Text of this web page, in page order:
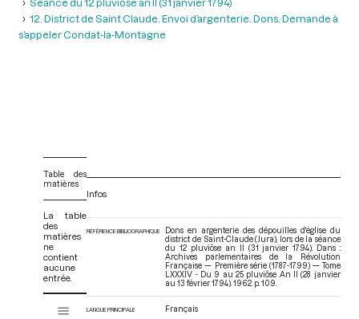
12. District de Saint Claude. Envoi d’argenterie. Dons. Demande à
s’appeler Condat-la-Montagne
Table des
matières
La table
des
matières
ne
contient
aucune
entrée.
Tome LXXXIV - Du 9 au 25 pluviôse An II (28 janvier au 13 février 1794)
Infos
RÉFÉRENCE BIBLIOGRAPHIQUE
Dons en argenterie des dépouilles d'église du
district de Saint-Claude (Jura), lors de la séance
du 12 pluviôse an II (31 janvier 1794). Dans :
Archives parlementaires de la Révolution
Française — Première série (1787-1799) — Tome
LXXXIV - Du 9 au 25 pluviôse An II (28 janvier
au 13 février 1794) . 1962. p. 109.
LANGUE PRINCIPALE Français